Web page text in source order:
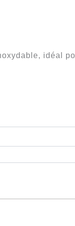
idéal